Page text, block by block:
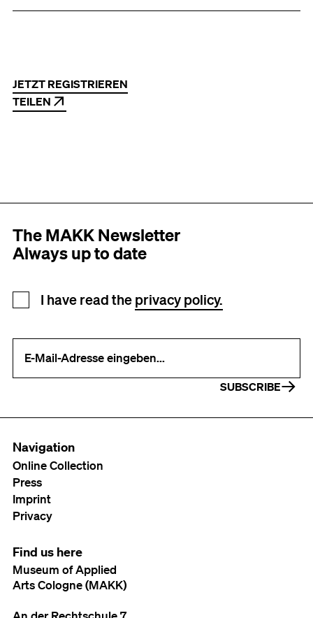
JETZT REGISTRIEREN
TEILEN
The MAKK Newsletter
Always up to date
Newsletter registration
I have read the privacy policy.
SUBSCRIBE
Navigation
Online Collection
Press
Imprint
Privacy
Find us here
Museum of Applied
Arts Cologne (MAKK)